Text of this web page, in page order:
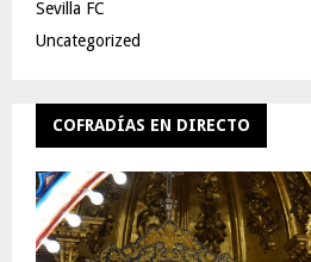
Sevilla FC
Uncategorized
COFRADÍAS EN DIRECTO